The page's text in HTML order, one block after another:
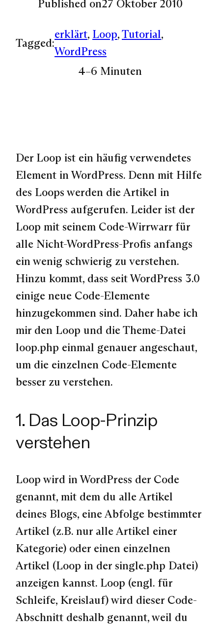
Published on27 Oktober 2010
Tagged:
erklärt, Loop, Tutorial
WordPress
4–6 Minuten
Der Loop ist ein häufig verwendetes
Element in WordPress. Denn mit Hilfe
des Loops werden die Artikel in
WordPress aufgerufen. Leider ist der
Loop mit seinem Code-Wirrwarr für
alle Nicht-WordPress-Profis anfangs
ein wenig schwierig zu verstehen.
Hinzu kommt, dass seit WordPress 3.0
einige neue Code-Elemente
hinzugekommen sind. Daher habe ich
mir den Loop und die Theme-Datei
loop.php einmal genauer angeschaut,
um die einzelnen Code-Elemente
besser zu verstehen.
1. Das Loop-Prinzip
verstehen
Loop wird in WordPress der Code
genannt, mit dem du alle Artikel
deines Blogs, eine Abfolge bestimmter
Artikel (z.B. nur alle Artikel einer
Kategorie) oder einen einzelnen
Artikel (Loop in der single.php Datei)
anzeigen kannst. Loop (engl. für
Schleife, Kreislauf) wird dieser Code-
Abschnitt deshalb genannt, weil du